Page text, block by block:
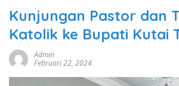
Kunjungan Pastor dan
Katolik ke Bupati Kutai
Admin
Februari 22, 2024